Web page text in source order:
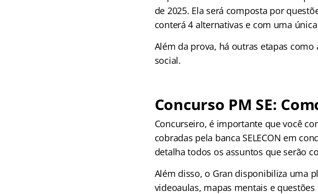
de 2025. Ela será composta por
conterá 4 alternativas e com uma
Além da prova, há outras etapas
social.
Concurso PM SE:
Concurseiro, é importante que você
cobradas pela banca SELECON em
detalha todos os assuntos que serão
Além disso, o Gran disponibiliza uma
videoaulas, mapas mentais e